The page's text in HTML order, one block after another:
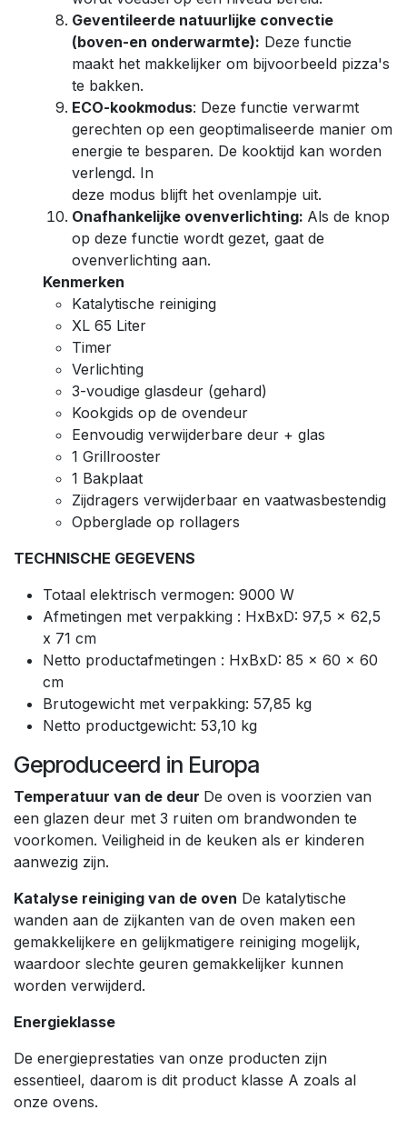
Geventileerde natuurlijke convectie
(boven-en onderwarmte): Deze functie
maakt het makkelijker om bijvoorbeeld pizza's
te bakken.
ECO-kookmodus: Deze functie verwarmt
gerechten op een geoptimaliseerde manier om
energie te besparen. De kooktijd kan worden
verlengd. In
deze modus blijft het ovenlampje uit.
Onafhankelijke ovenverlichting: Als de knop
op deze functie wordt gezet, gaat de
ovenverlichting aan.
Kenmerken
Katalytische reiniging
XL 65 Liter
Timer
Verlichting
3-voudige glasdeur (gehard)
Kookgids op de ovendeur
Eenvoudig verwijderbare deur + glas
1 Grillrooster
1 Bakplaat
Zijdragers verwijderbaar en vaatwasbestendig
Opberglade op rollagers
TECHNISCHE GEGEVENS
Totaal elektrisch vermogen: 9000 W
Afmetingen met verpakking : HxBxD: 97,5 x 62,5
x 71 cm
Netto productafmetingen : HxBxD: 85 x 60 x 60
cm
Brutogewicht met verpakking: 57,85 kg
Netto productgewicht: 53,10 kg
Geproduceerd in Europa
Temperatuur van de deur De oven is voorzien van
een glazen deur met 3 ruiten om brandwonden te
voorkomen. Veiligheid in de keuken als er kinderen
aanwezig zijn.
Katalyse reiniging van de oven De katalytische
wanden aan de zijkanten van de oven maken een
gemakkelijkere en gelijkmatigere reiniging mogelijk,
waardoor slechte geuren gemakkelijker kunnen
worden verwijderd.
Energieklasse
De energieprestaties van onze producten zijn
essentieel, daarom is dit product klasse A zoals al
onze ovens.